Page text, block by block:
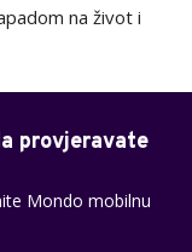
na život i
provjeravate
Mondo mobilnu